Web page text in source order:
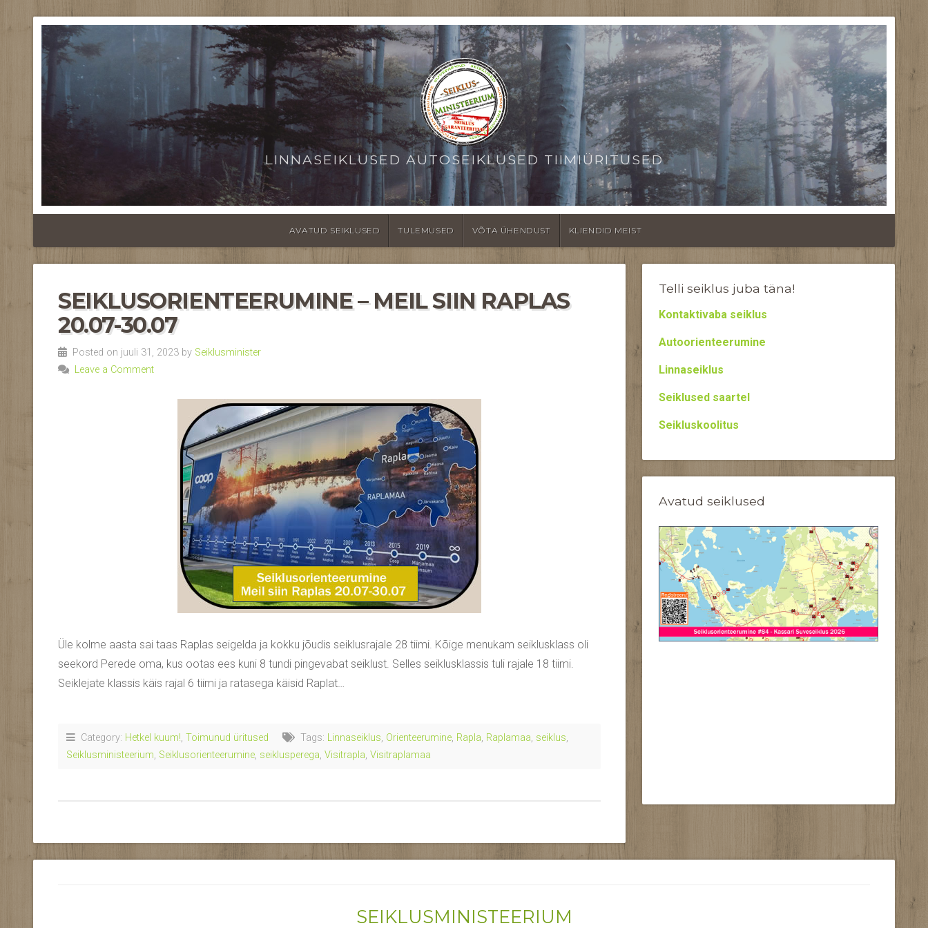
LINNASEIKLUSED AUTOSEIKLUSED TIIMIÜRITUSED
AVATUD SEIKLUSED TULEMUSED VÕTA ÜHENDUST KLIENDID MEIST
SEIKLUSORIENTEERUMINE – MEIL SIIN RAPLAS
20.07-30.07
Posted on juuli 31, 2023 by Seiklusminister
Leave a Comment
Üle kolme aasta sai taas Raplas seigelda ja kokku jõudis seiklusrajale 28 tiimi. Kõige menukam seiklusklass oli
seekord Perede oma, kus ootas ees kuni 8 tundi pingevabat seiklust. Selles seiklusklassis tuli rajale 18 tiimi.
Seiklejate klassis käis rajal 6 tiimi ja ratasega käisid Raplat…
Category: Hetkel kuum!, Toimunud üritused Tags: Linnaseiklus, Orienteerumine, Rapla, Raplamaa, seiklus,
Seiklusministeerium, Seiklusorienteerumine, seiklusperega, Visitrapla, Visitraplamaa
Telli seiklus juba täna!
Kontaktivaba seiklus
Autoorienteerumine
Linnaseiklus
Seiklused saartel
Seikluskoolitus
Avatud seiklused
SEIKLUSMINISTEERIUM